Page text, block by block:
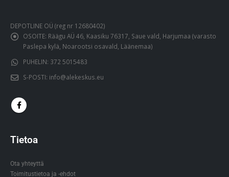
DEPOTLINE OÜ (reg nr 12680402)
OSOITE: Räägu AÜ 46, Kaasiku 76317, Saue vald, Harjumaa (varasto
Paslepa kylä, Noarootsi osavald, Läänemaa)
PUHELIN: 372 5015483
S-POSTI: info@alekeskus.eu
Tietoa
Ota yhteyttä
Toimitustietoa ja -ehdot